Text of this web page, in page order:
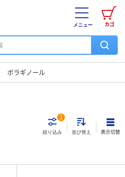
カゴ
メニュー
ボラギノール
絞り込み
1
並び替え 表示切替